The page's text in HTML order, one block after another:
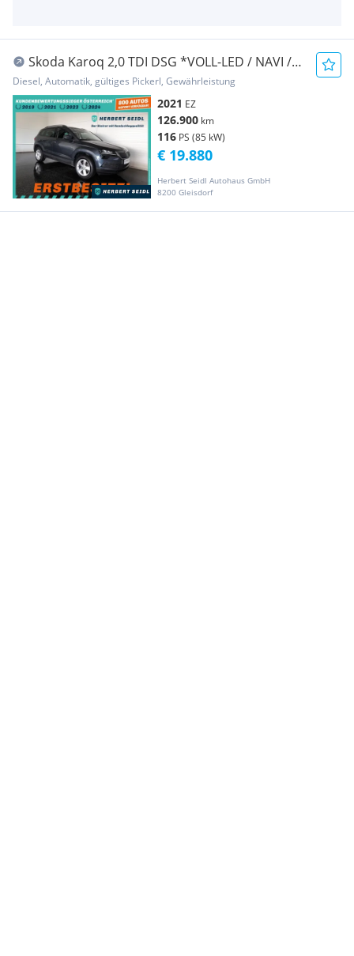
Skoda Karoq 2,0 TDI DSG *VOLL-LED / NAVI /
TEMPOMAT /...
Diesel, Automatik, gültiges Pickerl, Gewährleistung
2021 EZ
126.900 km
116 PS (85 kW)
Herbert Seidl Autohaus GmbH
8200 Gleisdorf
€ 19.880